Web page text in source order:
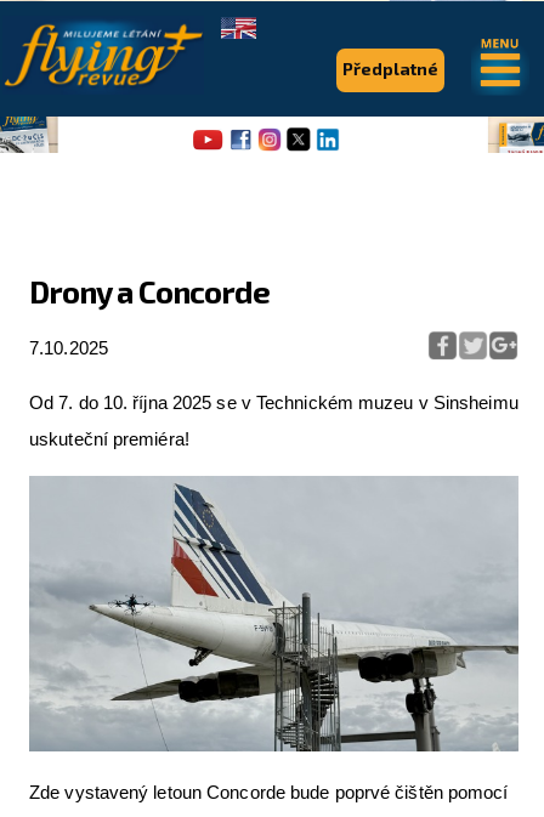
Drony a Concorde
7.10.2025
Od 7. do 10. října 2025 se v Technickém muzeu v Sinsheimu
uskuteční premiéra!
Zde vystavený letoun Concorde bude poprvé čištěn pomocí
Předplatné
.
Pro piloty
Série & speciály
Letecká videa
Aktuální FR + archiv
Letecká muzea
VFR Communication app